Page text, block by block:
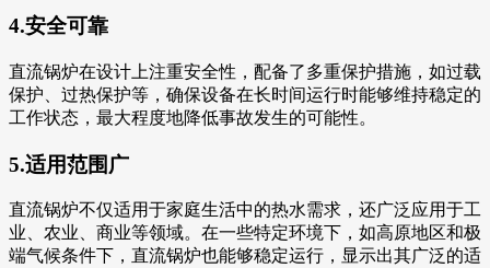
4.安全可靠
直流锅炉在设计上注重安全性，配备了多重保护措施，如过载
保护、过热保护等，确保设备在长时间运行时能够维持稳定的
工作状态，最大程度地降低事故发生的可能性。
5.适用范围广
直流锅炉不仅适用于家庭生活中的热水需求，还广泛应用于工
业、农业、商业等领域。在一些特定环境下，如高原地区和极
端气候条件下，直流锅炉也能够稳定运行，显示出其广泛的适